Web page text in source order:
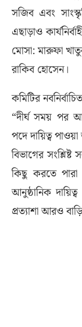
সজিব এবং
এছাড়াও
মোসা: মারুফা
রাকিব হোসেন।
কমিটির
“দীর্ঘ সময় পর
পদে দায়িত্ব
বিভাগের
কিছু করতে
আনুষ্ঠানিক
প্রত্যাশা আরও